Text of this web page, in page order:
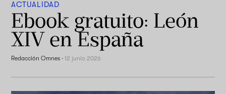
ACTUALIDAD
Ebook gratuito: León
XIV en España
Redacción Omnes ·12 junio 2026